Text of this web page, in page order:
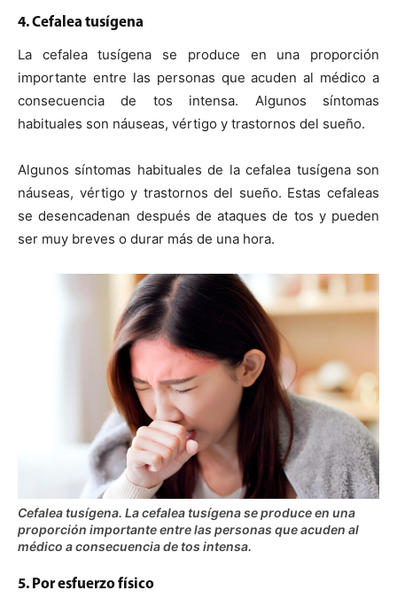
4. Cefalea tusígena
La cefalea tusígena se produce en una proporción
importante entre las personas que acuden al médico a
consecuencia de tos intensa. Algunos síntomas
habituales son náuseas, vértigo y trastornos del sueño.
Algunos síntomas habituales de la cefalea tusígena son
náuseas, vértigo y trastornos del sueño. Estas cefaleas
se desencadenan después de ataques de tos y pueden
ser muy breves o durar más de una hora.
Cefalea tusígena. La cefalea tusígena se produce en una
proporción importante entre las personas que acuden al
médico a consecuencia de tos intensa.
5. Por esfuerzo físico